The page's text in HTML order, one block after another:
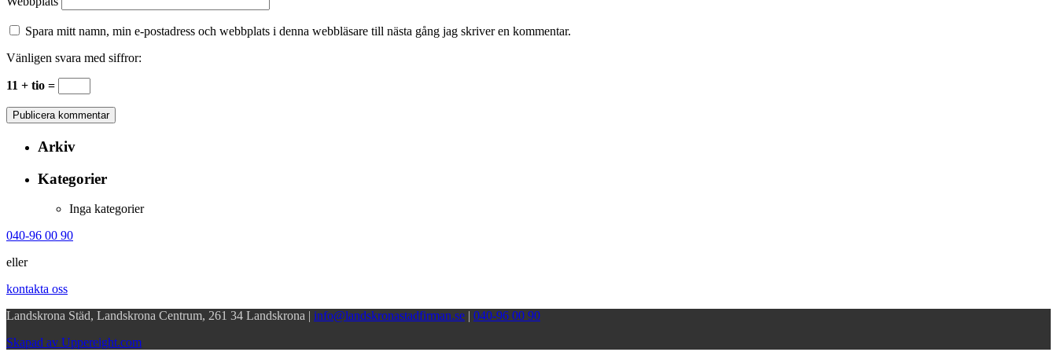
Spara mitt namn, min e-postadress och webbplats i denna webbläsare till nästa gång jag skriver en kommentar.
Vänligen svara med siffror:
11 + tio =
Arkiv
Kategorier
Inga kategorier
040-96 00 90
eller
kontakta oss
Landskrona Städ, Landskrona Centrum, 261 34 Landskrona | info@landskronastadfirman.se | 040-96 00 90
Skapad av Uppereight.com